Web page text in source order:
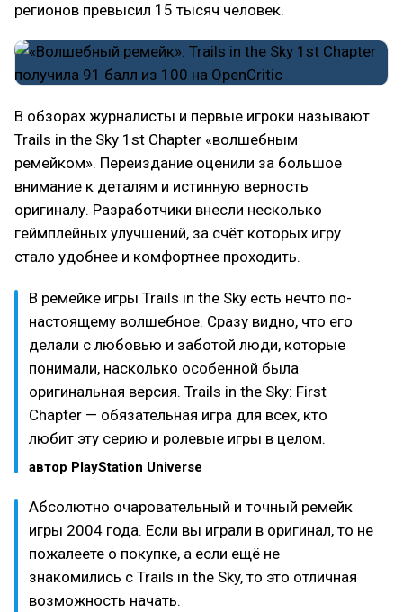
регионов превысил 15 тысяч человек.
В обзорах журналисты и первые игроки называют
Trails in the Sky 1st Chapter «волшебным
ремейком». Переиздание оценили за большое
внимание к деталям и истинную верность
оригиналу. Разработчики внесли несколько
геймплейных улучшений, за счёт которых игру
стало удобнее и комфортнее проходить.
В ремейке игры Trails in the Sky есть нечто по-
настоящему волшебное. Сразу видно, что его
делали с любовью и заботой люди, которые
понимали, насколько особенной была
оригинальная версия. Trails in the Sky: First
Chapter — обязательная игра для всех, кто
любит эту серию и ролевые игры в целом.
автор PlayStation Universe
Абсолютно очаровательный и точный ремейк
игры 2004 года. Если вы играли в оригинал, то не
пожалеете о покупке, а если ещё не
знакомились с Trails in the Sky, то это отличная
возможность начать.